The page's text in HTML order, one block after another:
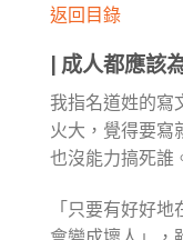
返回目錄
| 成人都應該
我指名道姓的寫
火大，覺得要寫
也沒能力搞死誰
「只要有好好